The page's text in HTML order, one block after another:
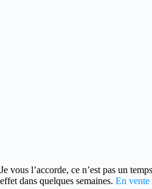
Je vous l’accorde, ce n’est pas un
effet dans quelques semaines. En